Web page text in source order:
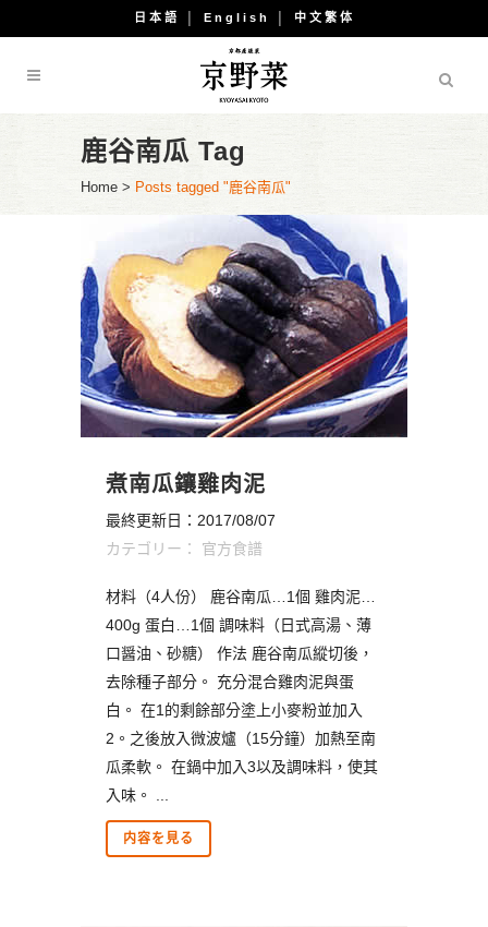
日本語 English 中文繁体
鹿谷南瓜 Tag
Home > Posts tagged "鹿谷南瓜"
煮南瓜鑲雞肉泥
最終更新日：2017/08/07
カテゴリー： 官方食譜
材料（4人份） 鹿谷南瓜…1個 雞肉泥…
400g 蛋白…1個 調味料（日式高湯、薄
口醤油、砂糖） 作法 鹿谷南瓜縱切後，
去除種子部分。 充分混合雞肉泥與蛋
白。 在1的剩餘部分塗上小麥粉並加入
2。之後放入微波爐（15分鐘）加熱至南
瓜柔軟。 在鍋中加入3以及調味料，使其
入味。 ...
内容を見る